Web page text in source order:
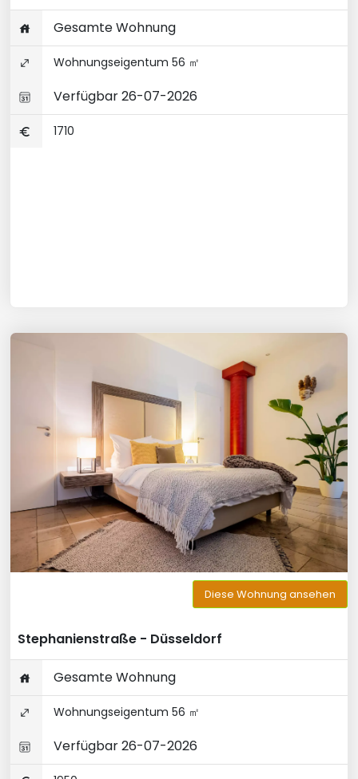
Gesamte Wohnung
Wohnungseigentum 56 ㎡
Verfügbar 26-07-2026
1710
Diese Wohnung ansehen
Stephanienstraße - Düsseldorf
Gesamte Wohnung
Wohnungseigentum 56 ㎡
Verfügbar 26-07-2026